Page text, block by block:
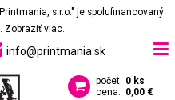
s.r.o." je spolufinancovaný
Zobraziť viac.
info@printmania.sk
počet: 0 ks
cena: 0,00 €